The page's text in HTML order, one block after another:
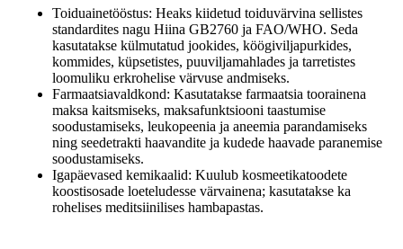
Toiduainetööstus: Heaks kiidetud toiduvärvina sellistes
standardites nagu Hiina GB2760 ja FAO/WHO. Seda
kasutatakse külmutatud jookides, köögiviljapurkides,
kommides, küpsetistes, puuviljamahlades ja tarretistes
loomuliku erkrohelise värvuse andmiseks.
Farmaatsiavaldkond: Kasutatakse farmaatsia toorainena
maksa kaitsmiseks, maksafunktsiooni taastumise
soodustamiseks, leukopeenia ja aneemia parandamiseks
ning seedetrakti haavandite ja kudede haavade paranemise
soodustamiseks.
Igapäevased kemikaalid: Kuulub kosmeetikatoodete
koostisosade loeteludesse värvainena; kasutatakse ka
rohelises meditsiinilises hambapastas.